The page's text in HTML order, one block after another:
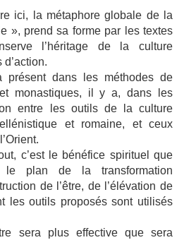
ici, la métaphore globale de la
», prend sa forme par les textes
l’héritage de la culture
présent dans les méthodes de
monastiques, il y a, dans les
entre les outils de la culture
et romaine, et ceux
c’est le bénéfice spirituel que
le plan de la transformation
de l’être, de l’élévation de
les outils proposés sont utilisés
sera plus effective que sera